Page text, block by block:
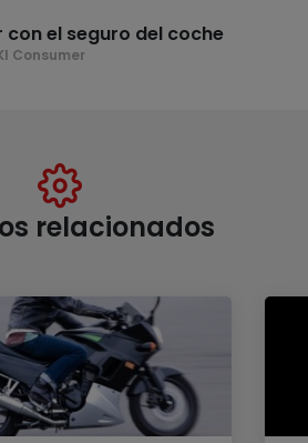
con el seguro del coche
Consumer
relacionados